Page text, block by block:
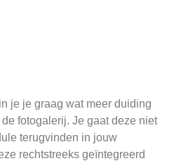
je je graag wat meer duiding
fotogalerij. Je gaat deze niet
terugvinden in jouw
rechtstreeks geïntegreerd